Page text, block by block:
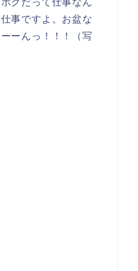
クだって仕事なん
事ですよ。お盆な
ーんっ！！！（写